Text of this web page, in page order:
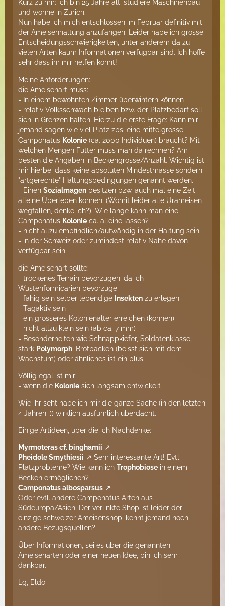
Kurz zu mir: ich bin 25 Jahre alt, studiere Maschinenbau
und wohne in Zürich.
Nun habe ich mich entschlossen im Februar definitiv mit
der Ameisenhaltung anzufangen. Leider habe ich grosse
Entscheidungsschwierigkeiten, unter anderem da zu
vielen Arten kaum Informationen verfügbar sind. Ich hoffe
sehr dass ihr mir helfen könnt!
Meine Anforderungen:
die Ameisenart muss:
- In einem bewohnten Zimmer überwintern können
- relativ Volksschwach bleiben bzw. der Platzbedarf soll
sich in Grenzen halten. Hierzu die erste Frage: Kann mir
jemand sagen wie viel Platz zbs. eine mittelgrosse
Camponatus Kolonie (ca. 2000 Individuen) braucht? Mit
welchen Mengen Futter muss man da rechnen? Am
besten die Angaben in Beckengrösse/Anzahl. Wichtig ist
mir hierbei dass keine absoluten Mindestmasse sondern
"artgerechte" Haltungsbedingungen genannt werden.
- Einen Sozialmagen besitzen bzw. auch mal eine Zeit
alleine Überleben können. (Womit leider alle Urameisen
wegfallen, denke ich?). Wie lange kann man eine
Camponatus Kolonie ca. alleine lassen?
- nicht allzu empfindlich/aufwändig in der Haltung sein.
- in der Schweiz oder zumindest relativ Nahe davon
verfügbar sein
die Ameisenart sollte:
- trockenes Terrain bevorzugen, da ich
Wüstenformicarien bevorzuge
- fähig sein selber lebendige Insekten zu erlegen
- Tagaktiv sein
- ein grösseres Kolonienalter erreichen (können)
- nicht allzu klein sein (ab ca. 7 mm)
- Besonderheiten wie Schnappkiefer, Soldatenklasse,
stark Polymorph , Brotbacken (beisst sich mit dem
Wachstum) oder ähnliches ist ein plus.
Völlig egal ist mir:
- wenn die Kolonie sich langsam entwickelt
Wie ihr seht habe ich mir die ganze Sache (in den letzten
4 Jahren ;)) wirklich ausführlich überdacht.
Einige Artideen, über die ich Nachdenke:
Myrmoteras cf. binghamii
Pheidole Smythiesii
Sehr interessante Art! Evtl.
Platzprobleme? Wie kann ich Trophobiose in einem
Becken ermöglichen?
Camponatus albosparsus
Oder evtl. andere Camponatus Arten aus
Südeuropa/Asien. Der verlinkte Shop ist leider der
einzige schweizer Ameisenshop, kennt jemand noch
andere Bezugsquellen?
Über Informationen, sei es über die genannten
Ameisenarten oder einer neuen Idee, bin ich sehr
dankbar.
Lg, Eldo